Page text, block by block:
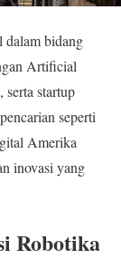
dalam bidang
Artificial
startup
seperti
Amerika
inovasi yang
Robotika